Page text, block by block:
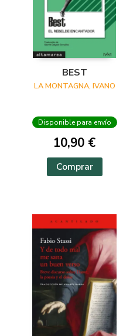
BEST
LA MONTAGNA, IVANO
Disponible para envío
10,90 €
Comprar